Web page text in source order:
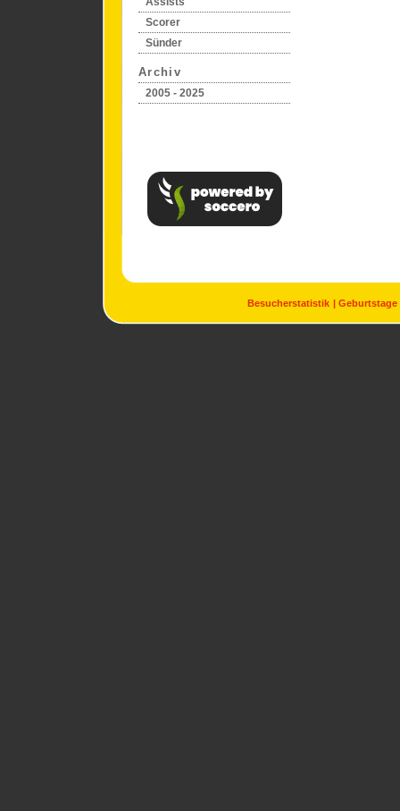
Scorer
Sünder
Archiv
2005 - 2025
Besucherstatistik Geburtstage